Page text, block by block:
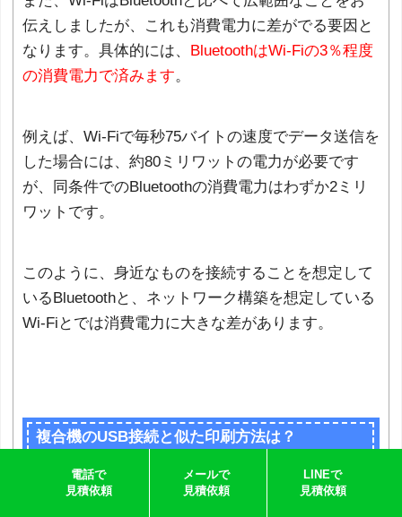
伝えしましたが、これも消費電力に差がでる要因と
なります。具体的には、
BluetoothはWi-Fiの3％程度
の消費電力で済みます。
例えば、Wi-Fiで毎秒75バイトの速度でデータ送信を
した場合には、約80ミリワットの電力が必要です
が、同条件でのBluetoothの消費電力はわずか2ミリ
ワットです。
このように、身近なものを接続することを想定して
いるBluetoothと、ネットワーク構築を想定している
Wi-Fiとでは消費電力に大きな差があります。
複合機のUSB接続と似た印刷方法は？
電話で
見積依頼
メールで
見積依頼
LINEで
見積依頼